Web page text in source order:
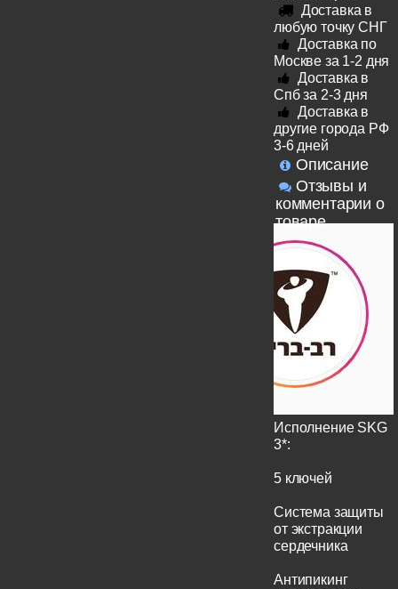
Доставка в
любую точку СНГ
Доставка по
Москве за 1-2 дня
Доставка в
Спб за 2-3 дня
Доставка в
другие города РФ
3-6 дней
Описание
Отзывы и
комментарии о
товаре
Исполнение SKG
3*:
5 ключей
Система защиты
от экстракции
сердечника
Антипикинг